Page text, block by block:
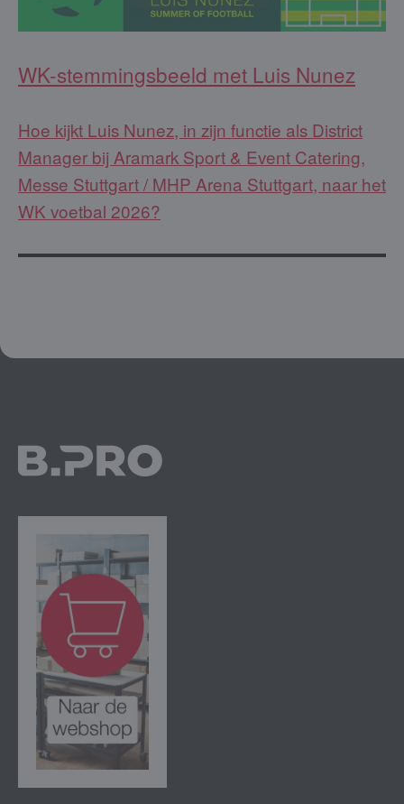
WK-stemmingsbeeld met Luis Nunez
Hoe kijkt Luis Nunez, in zijn functie als District
Manager bij Aramark Sport & Event Catering,
Messe Stuttgart / MHP Arena Stuttgart, naar het
WK voetbal 2026?